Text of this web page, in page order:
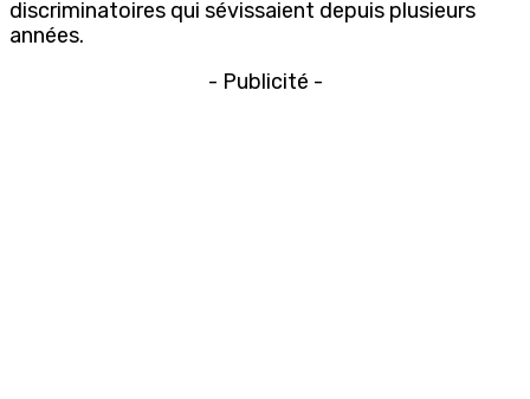
discriminatoires qui sévissaient depuis plusieurs
années.
- Publicité -